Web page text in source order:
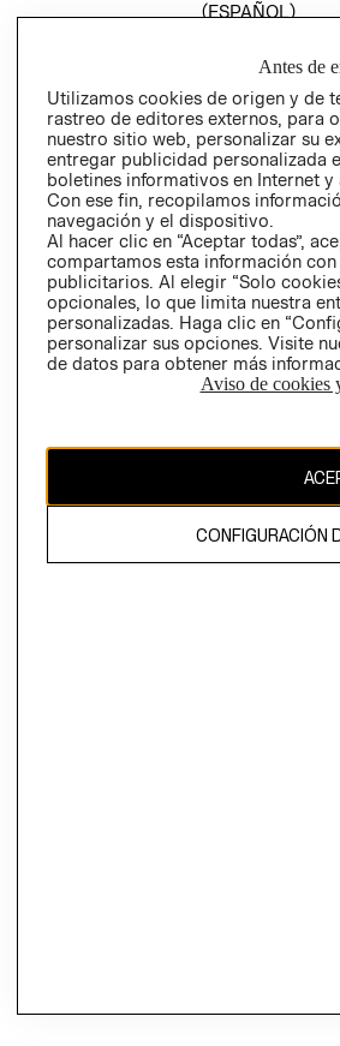
(ESPAÑOL)
Y ÉTICA
Colombia ($)
CAMBIAR REGIÓN
propiedad de H&M Hennes & Mauritz AB.
Antes de
Utilizamos cookies de origen y de
rastreo de editores externos, para
nuestro sitio web, personalizar su
entregar publicidad personalizada
boletines informativos en Internet
Con ese fin, recopilamos
navegación y el dispositivo.
Al hacer clic en “Aceptar todas”,
compartamos esta información
publicitarios. Al elegir “Solo
opcionales, lo que limita nuestra
personalizadas. Haga clic en
personalizar sus opciones. Visite
de datos para obtener más
Aviso de cookies
CONFIGURACIÓN